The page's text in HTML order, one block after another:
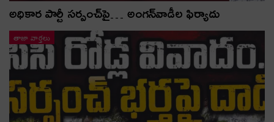
అధికార పార్టీ స‌ర్పంచ్‌పై… అంగ‌న్‌వాడీల ఫిర్యాదు
తాజా వార్తలు